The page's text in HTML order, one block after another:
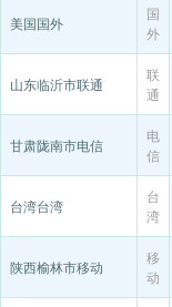
美国国外
国
外
山东临沂市联通
联
通
甘肃陇南市电信
电
信
台湾台湾
台
湾
陕西榆林市移动
移
动